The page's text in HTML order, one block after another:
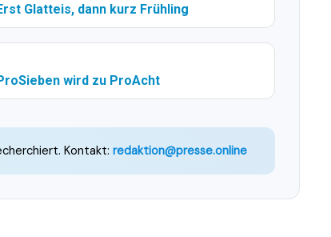
Glatteis, dann kurz Frühling
wird zu ProAcht
Kontakt: redaktion@presse.online